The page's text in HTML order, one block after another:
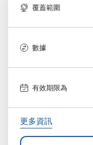
覆蓋範圍
數據
有效期限為
更多資訊